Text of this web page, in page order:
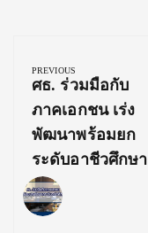
navigation
PREVIOUS
Previous
Post:
ศธ. ร่วมมือกับ
ภาคเอกชน เร่ง
พัฒนาพร้อมยก
ระดับอาชีวศึกษา